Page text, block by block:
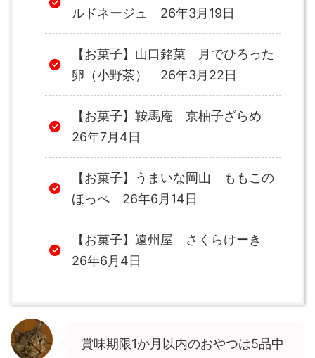
ルドネージュ 26年3月19日
【お菓子】山口銘菓 月でひろった
卵（小野茶） 26年3月22日
【お菓子】鞍馬庵 京柚子ざらめ
26年7月4日
【お菓子】うまいな岡山 ももこの
ほっぺ 26年6月14日
【お菓子】遠州屋 さくらけーき
26年6月4日
賞味期限1か月以内のおやつは5品中